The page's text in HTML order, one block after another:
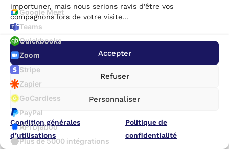
importuner, mais nous serions ravis d'être vos
compagnons lors de votre visite...
Accepter
Refuser
Personnaliser
Condition générales
d’utilisations
Politique de
confidentialité
Google Meet
Teams
Quickbooks
Zoom
Stripe
Zapier
GoCardless
PayPal
API Djaboo
Plus de 5000 intégrations